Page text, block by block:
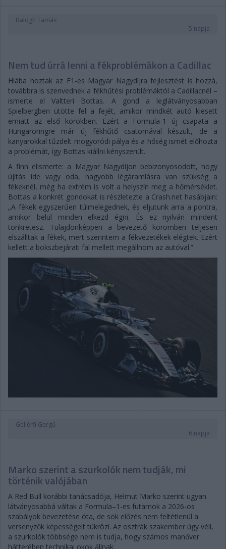
Balogh Tamás
5 napja
Nem tud úrrá lenni a fékproblémákon a Cadillac
Hiába hoztak az F1-es Magyar Nagydíjra fejlesztést is hozzá,
továbbra is szenvednek a fékhűtési problémáktól a Cadillacnél –
ismerte el Valtteri Bottas. A gond a leglátványosabban
Spielbergben ütötte fel a fejét, amikor mindkét autó kiesett
emiatt az első körökben. Ezért a Formula-1 új csapata a
Hungaroringre már új fékhűtő csatornával készült, de a
kanyarokkal tűzdelt mogyoródi pálya és a hőség ismét előhozta
a problémát, így Bottas kiállni kényszerült.
A finn elismerte: a Magyar Nagydíjon bebizonyosodott, hogy
újítás ide vagy oda, nagyobb légáramlásra van szükség a
fékeknél, még ha extrém is volt a helyszín meg a hőmérséklet.
Bottas a konkrét gondokat is részletezte a Crash.net hasábjain:
„A fékek egyszerűen túlmelegednek, és eljutunk arra a pontra,
amikor belül minden elkezd égni. És ez nyilván mindent
tönkretesz. Tulajdonképpen a bevezető körömben teljesen
elszálltak a fékek, mert szerintem a fékvezetékek elégtek. Ezért
kellett a bokszbejárati fal mellett megállnom az autóval.”
Gellérfi Gergő
6 napja
Marko szerint a szurkolók nem tudják, mi
történik valójában
A Red Bull korábbi tanácsadója, Helmut Marko szerint ugyan
látványosabbá váltak a Formula–1-es futamok a 2026-os
szabályok bevezetése óta, de sok előzés nem feltétlenül a
versenyzők képességeit tükrözi. Az osztrák szakember úgy véli,
a szurkolók többsége nem is tudja, hogy számos manőver
hátterében technikai okok állnak.